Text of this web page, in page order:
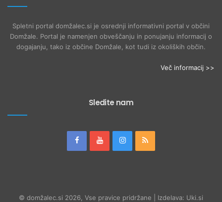
Spletni portal domžalec.si je osrednji informativni portal v občini
Domžale. Portal je namenjen obveščanju in ponujanju informacij o
dogajanju, tako iz občine Domžale, kot tudi iz okoliških občin.
Več informacij >>
Sledite nam
© domžalec.si 2026, Vse pravice pridržane | Izdelava: Uki.si